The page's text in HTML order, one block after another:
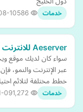
خدمات 10
Aeserver للانترنت
سواء كان لديك موقع
خطط مختلفة لتلائم
خدمات 09